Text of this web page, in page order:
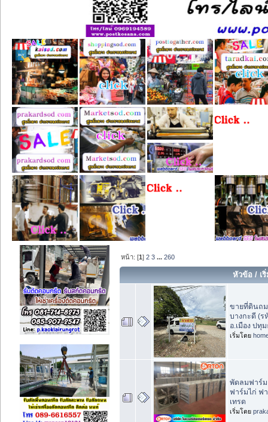
หน้า: [1]2 3 ...260
หัวข้อ / เ
ขายที่ดินถม
บางกะดี (ร
อ.เมือง ปทุ
เริ่มโดย
พัดลมฟาร์ม
ฟาร์มไก่ ฟา
เทรด
เริ่มโดย